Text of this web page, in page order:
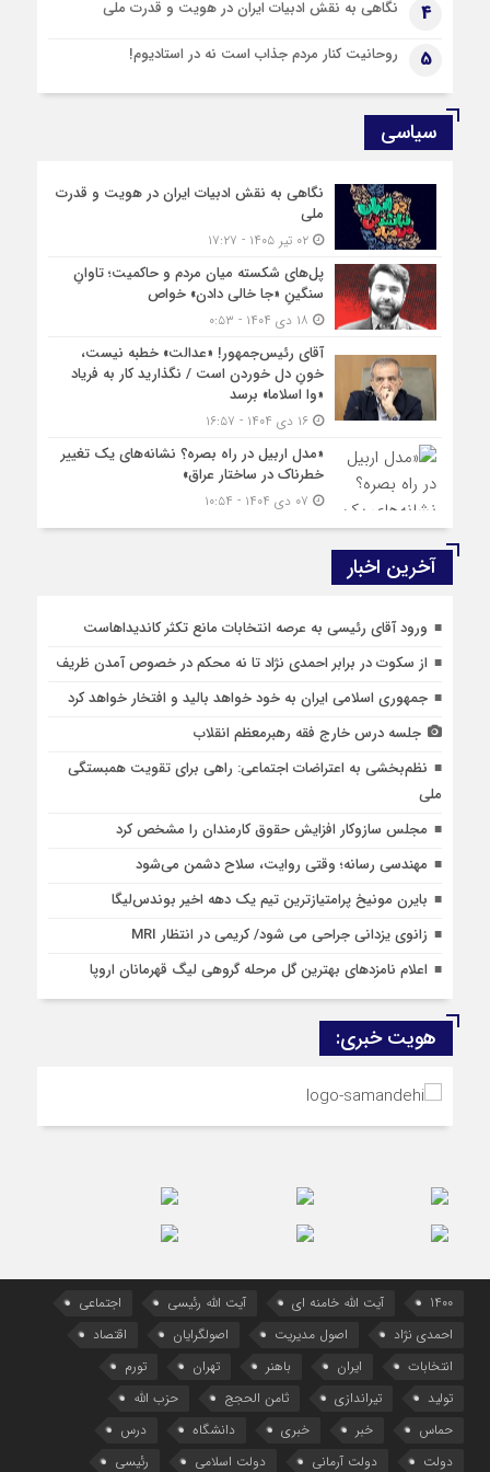
4 نگاهی به نقش ادبیات ایران در هویت و قدرت ملی
5 روحانیت کنار مردم جذاب است نه در استادیوم!
سیاسی
نگاهی به نقش ادبیات ایران در هویت و قدرت
ملی
۰۲ تیر ۱۴۰۵ - ۱۷:۲۷
پل‌های شکسته میان مردم و حاکمیت؛ تاوانِ
سنگینِ «جا خالی دادن» خواص
آقای رئیس‌جمهور! «عدالت» خطبه نیست،
خونِ دل خوردن است / نگذارید کار به فریاد
«وا اسلاما» برسد
۱۶ دی ۱۴۰۴ - ۱۶:۵۷
«مدل اربیل در راه بصره؟ نشانه‌های یک تغییر
خطرناک در ساختار عراق»
آخرین اخبار
ورود آقای رئیسی به عرصه انتخابات مانع تکثر کاندیداهاست
از سکوت در برابر احمدی نژاد تا نه محکم در خصوص آمدن ظریف
جمهوری اسلامی ایران به خود خواهد بالید و افتخار خواهد کرد
جلسه درس خارج فقه رهبرمعظم انقلاب
نظم‌بخشی به اعتراضات اجتماعی: راهی برای تقویت همبستگی
ملی
مجلس سازوکار افزایش حقوق کارمندان را مشخص کرد
مهندسی رسانه؛ وقتی روایت، سلاح دشمن می‌شود
بایرن مونیخ پرامتیازترین تیم یک دهه اخیر بوندس‌لیگا
زانوی یزدانی جراحی می شود/ کریمی در انتظار MRI
اعلام نامزدهای بهترین گل مرحله گروهی لیگ قهرمانان اروپا
هویت خبری:
1400 آیت الله خامنه ای آیت الله رئیسی
اجتماعی
احمدی نژاد
اصول مدیریت اصولگرایان
اقتصاد
انتخابات
ایران باهنر تهران
تورم
تولید
تیراندازی ثامن الحجج
حزب الله
حماس
خبر خبری دانشگاه
درس
دولت
دولت آرمانی دولت اسلامی رئیسی